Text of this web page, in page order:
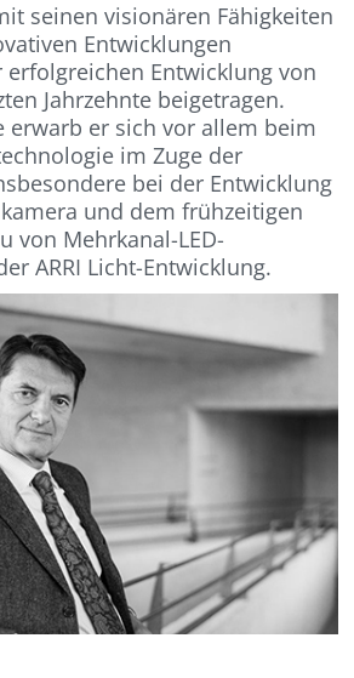
seinen visionären Fähigkeiten
Entwicklungen
erfolgreichen Entwicklung von
Jahrzehnte beigetragen.
erwarb er sich vor allem beim
im Zuge der
bei der Entwicklung
und dem frühzeitigen
von Mehrkanal-LED-
ARRI Licht-Entwicklung.